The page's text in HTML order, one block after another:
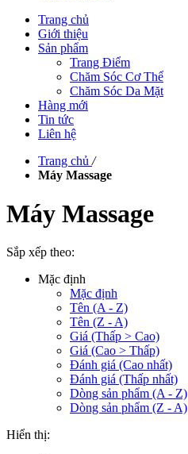
Trang chủ
Giới thiệu
Sản phẩm
Trang Điểm
Chăm Sóc Cơ Thể
Chăm Sóc Da Mặt
Hàng mới
Tin tức
Liên hệ
Trang chủ /
Máy Massage
Máy Massage
Sắp xếp theo:
Mặc định
Mặc định
Tên (A - Z)
Tên (Z - A)
Giá (Thấp > Cao)
Giá (Cao > Thấp)
Đánh giá (Cao nhất)
Đánh giá (Thấp nhất)
Dòng sản phẩm (A - Z)
Dòng sản phẩm (Z - A)
Hiển thị: